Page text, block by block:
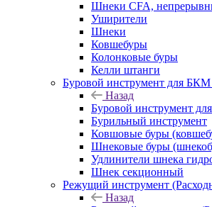
Шнеки CFA,
Уширители
Шнеки
Ковшебуры
Колонковые буры
Келли штанги
Буровой инструмент для
Назад
Буровой инструмент
Бурильный инструмент
Ковшовые буры
Шнековые буры
Удлинители шнека
Шнек секционный
Режущий инструмент
Назад